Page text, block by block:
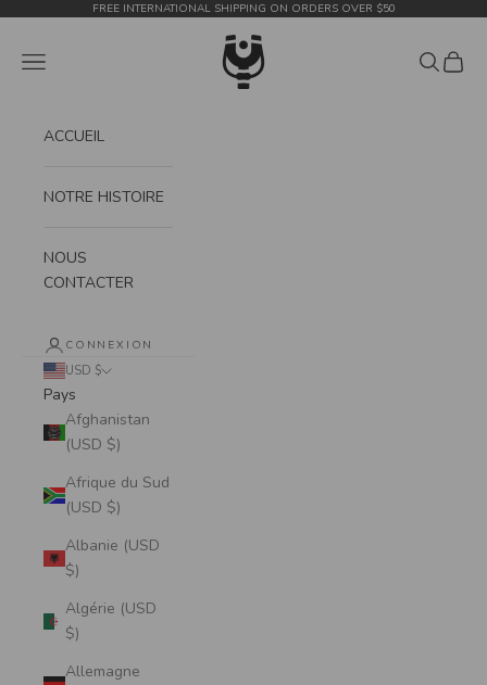
Passer au contenuFREE INTERNATIONAL SHIPPING ON ORDERS OVER $50
WildTension
Menu Panier
ACCUEIL
NOTRE HISTOIRE
NOUS
CONTACTER
CONNEXION
USD $
Pays
Afghanistan
(USD $)
Afrique du Sud
(USD $)
Albanie (USD
$)
Algérie (USD
$)
Allemagne